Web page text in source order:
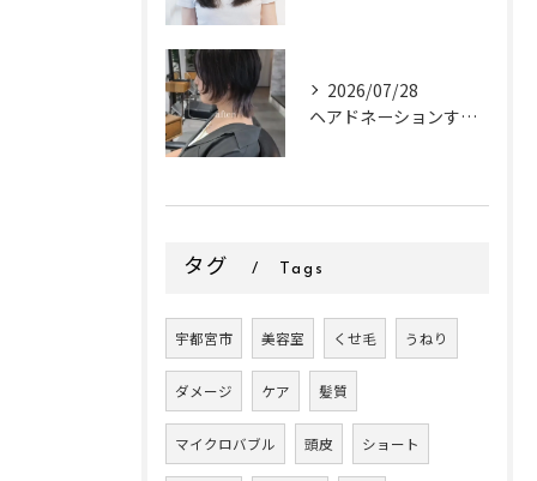
2026/07/28
ヘアドネーションするお客様✂
タグ Tags
宇都宮市 美容室 くせ毛 うねり
ダメージ ケア 髪質
マイクロバブル 頭皮 ショート